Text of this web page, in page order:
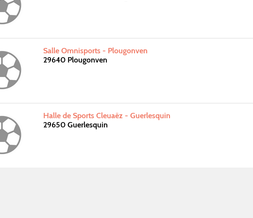
Salle Omnisports - Plougonven
29640 Plougonven
Halle de Sports Cleuaëz - Guerlesquin
29650 Guerlesquin